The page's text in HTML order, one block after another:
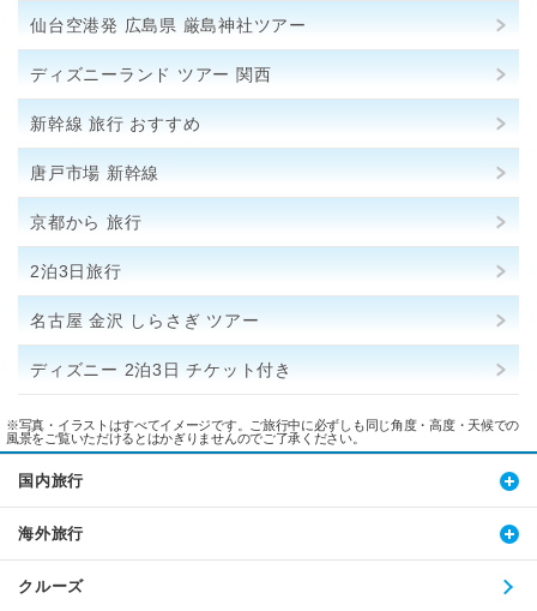
仙台空港発 広島県 厳島神社ツアー
ディズニーランド ツアー 関西
新幹線 旅行 おすすめ
唐戸市場 新幹線
京都から 旅行
2泊3日旅行
名古屋 金沢 しらさぎ ツアー
ディズニー 2泊3日 チケット付き
※写真・イラストはすべてイメージです。ご旅行中に必ずしも同じ角度・高度・天候での
風景をご覧いただけるとはかぎりませんのでご了承ください。
国内旅行
海外旅行
クルーズ